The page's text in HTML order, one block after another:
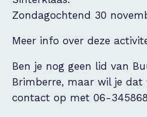
Zondagochtend 30
Meer info over deze
Ben je nog geen lid van
Brimberre, maar wil je dat
contact op met 06-